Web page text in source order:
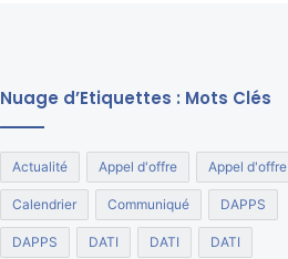
Nuage d’Etiquettes : Mots Clés
Actualité Appel d'offre Appel d'offre
Calendrier Communiqué DAPPS
DAPPS DATI DATI DATI